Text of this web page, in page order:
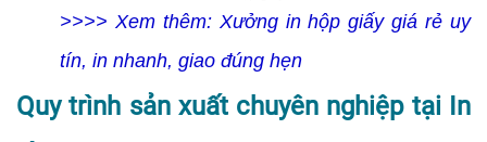
>>>> Xem thêm: Xưởng in hộp giấy giá rẻ uy
tín, in nhanh, giao đúng hẹn
Quy trình sản xuất chuyên nghiệp tại In